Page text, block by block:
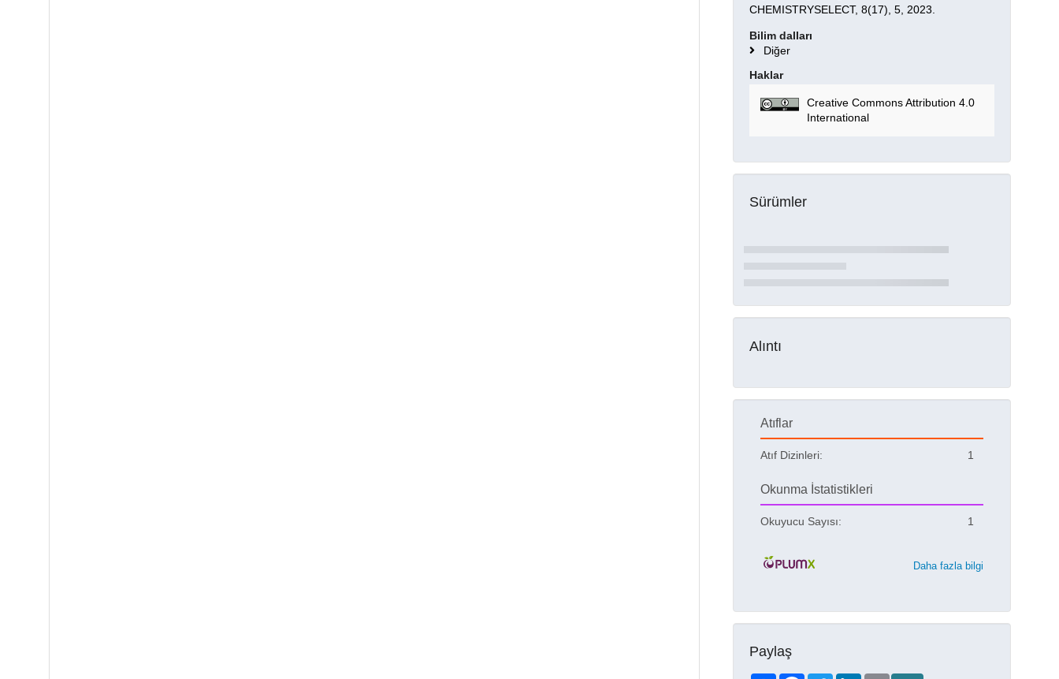
CHEMISTRYSELECT, 8(17), 5, 2023.
Bilim dalları
Diğer
Haklar
Creative Commons Attribution 4.0
International
Sürümler
Alıntı
Atıflar
Atıf Dizinleri: 1
Okunma İstatistikleri
Okuyucu Sayısı: 1
Daha fazla bilgi
Paylaş